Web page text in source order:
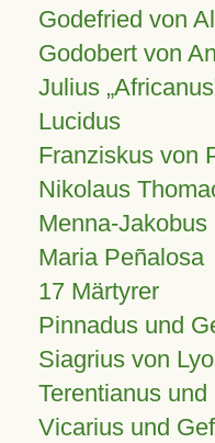
Godefried von
Godobert von
Julius Africanus
Lucidus
Franziskus von
Nikolaus
Menna-Jakobus
Maria Peñalosa
17 Märtyrer
Pinnadus und
Siagrius von
Terentianus und
Vicarius und